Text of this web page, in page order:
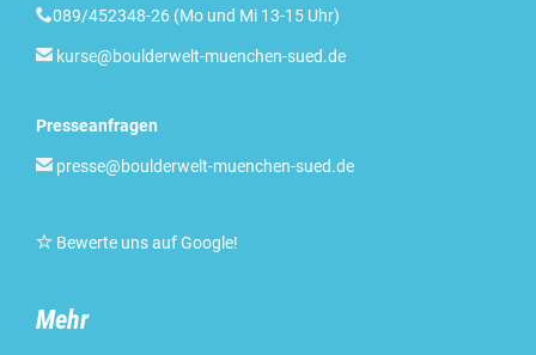
089/452348-26 (Mo und Mi 13-15 Uhr)
 kurse@boulderwelt-muenchen-sued.de
Presseanfragen
 presse@boulderwelt-muenchen-sued.de
 Bewerte uns auf Google!
Mehr